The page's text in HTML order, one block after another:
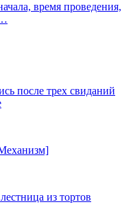
время проведения,
после трех свиданий
из тортов